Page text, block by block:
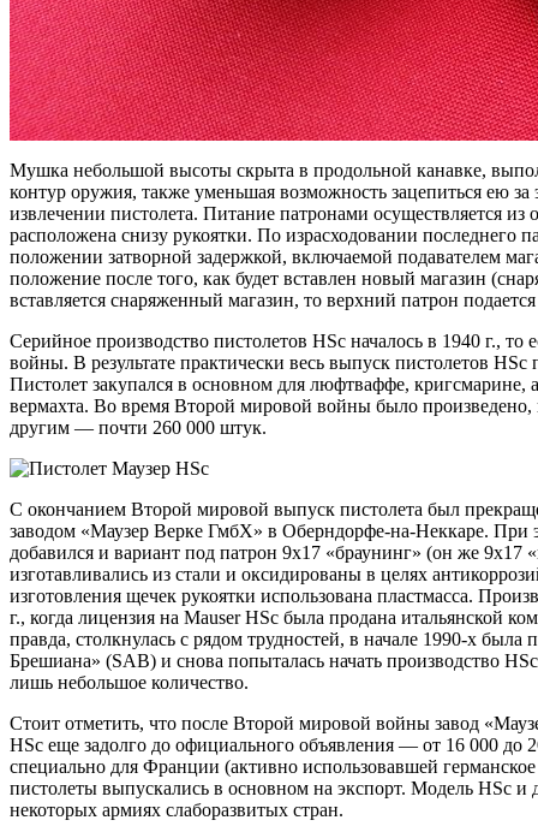
Мушка небольшой высоты скрыта в продольной канавке,
контур оружия, также уменьшая возможность зацепиться ею
извлечении пистолета. Питание патронами осуществляется из
расположена снизу рукоятки. По израсходовании последнего
положении затворной задержкой, включаемой подавателем
положение после того, как будет вставлен новый магазин
вставляется снаряженный магазин, то верхний патрон
Серийное производство пистолетов HSc началось в 1940 г.,
войны. В результате практически весь выпуск пистолетов
Пистолет закупался в основном для люфтваффе, кригсмарине,
вермахта. Во время Второй мировой войны было
другим — почти 260 000 штук.
С окончанием Второй мировой выпуск пистолета был
заводом «Маузер Верке ГмбХ» в Оберндорфе-на-Неккаре. При
добавился и вариант под патрон 9х17 «браунинг» (он же 9х17
изготавливались из стали и оксидированы в целях
изготовления щечек рукоятки использована пластмасса.
г., когда лицензия на Mauser HSc была продана итальянской
правда, столкнулась с рядом трудностей, в начале 1990-х
Брешиана» (SAB) и снова попыталась начать производство
лишь небольшое количество.
Стоит отметить, что после Второй мировой войны завод
HSc еще задолго до официального объявления — от 16 000 до
специально для Франции (активно использовавшей
пистолеты выпускались в основном на экспорт. Модель HSc и
некоторых армиях слаборазвитых стран.